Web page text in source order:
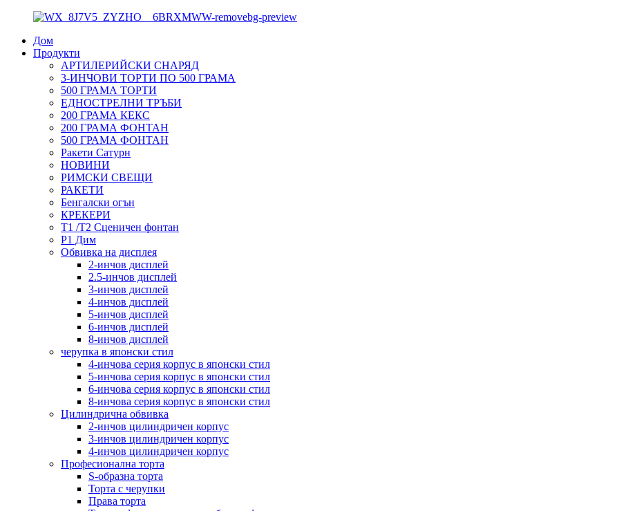
Дом
Продукти
АРТИЛЕРИЙСКИ СНАРЯД
3-ИНЧОВИ ТОРТИ ПО 500 ГРАМА
500 ГРАМА ТОРТИ
ЕДНОСТРЕЛНИ ТРЪБИ
200 ГРАМА КЕКС
200 ГРАМА ФОНТАН
500 ГРАМА ФОНТАН
Ракети Сатурн
НОВИНИ
РИМСКИ СВЕЩИ
РАКЕТИ
Бенгалски огън
КРЕКЕРИ
T1 /T2 Сценичен фонтан
P1 Дим
Обвивка на дисплея
2-инчов дисплей
2.5-инчов дисплей
3-инчов дисплей
4-инчов дисплей
5-инчов дисплей
6-инчов дисплей
8-инчов дисплей
черупка в японски стил
4-инчова серия корпус в японски стил
5-инчова серия корпус в японски стил
6-инчова серия корпус в японски стил
8-инчова серия корпус в японски стил
Цилиндрична обвивка
2-инчов цилиндричен корпус
3-инчов цилиндричен корпус
4-инчов цилиндричен корпус
Професионална торта
S-образна торта
Торта с черупки
Права торта